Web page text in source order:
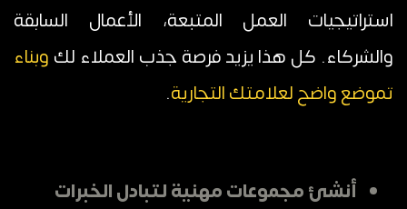
استراتيجيات العمل المتبعة، الأعمال السابقة
والشركاء. كل هذا يزيد فرصة جذب العملاء لك وبناء
تموضع واضح لعلامتك التجارية.
أنشئ مجموعات مهنية لتبادل الخبرات